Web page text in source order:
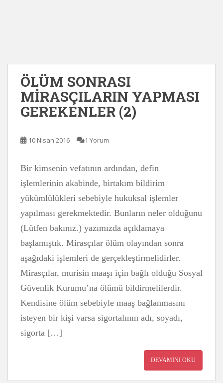
ÖLÜM SONRASI
MİRASÇILARIN YAPMASI
GEREKENLER (2)
10 Nisan 2016 1 Yorum
Bir kimsenin vefatının ardından, defin
işlemlerinin akabinde, birtakım bildirim
yükümlülükleri sebebiyle hukuksal işlemler
yapılması gerekmektedir. Bunların neler olduğunu
(Lütfen bakınız.) yazımızda açıklamaya
başlamıştık. Mirasçılar ölüm olayından sonra
aşağıdaki işlemleri de gerçekleştirmelidirler.
Mirasçılar, murisin maaşı için bağlı olduğu Sosyal
Güvenlik Kurumu’na ölümü bildirmelilerdir.
Kendisine ölüm sebebiyle maaş bağlanmasını
isteyen bir kişi varsa sigortalının adı, soyadı,
sigorta […]
DEVAMINI OKU